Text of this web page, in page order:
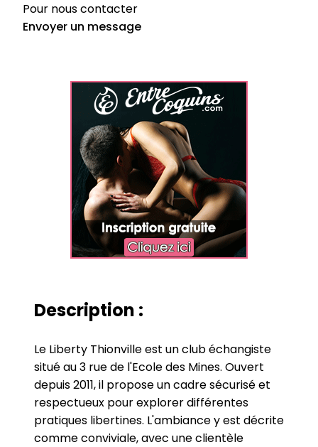
Pour nous contacter
Envoyer un message
Description :
Le Liberty Thionville est un club échangiste
situé au 3 rue de l'Ecole des Mines. Ouvert
depuis 2011, il propose un cadre sécurisé et
respectueux pour explorer différentes
pratiques libertines. L'ambiance y est décrite
comme conviviale, avec une clientèle